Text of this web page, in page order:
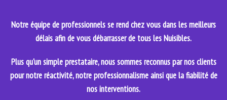
Notre équipe de professionnels se rend chez vous dans les meilleurs
délais afin de vous débarrasser de tous les Nuisibles.
Plus qu'un simple prestataire, nous sommes reconnus par nos clients
pour notre réactivité, notre professionnalisme ainsi que la fiabilité de
nos interventions.